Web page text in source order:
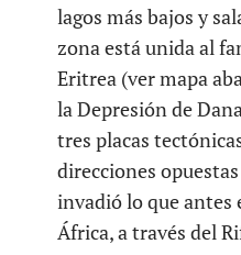
lagos más bajos y
zona está unida al
Eritrea (ver mapa
la Depresión de
tres placas
direcciones
invadió lo que antes
África, a través del